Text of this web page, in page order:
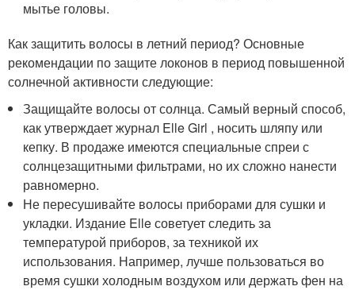
мытье головы.
Как защитить волосы в летний период? Основные
рекомендации по защите локонов в период повышенной
солнечной активности следующие:
Защищайте волосы от солнца. Самый верный способ,
как утверждает журнал Elle Girl , носить шляпу или
кепку. В продаже имеются специальные спреи с
солнцезащитными фильтрами, но их сложно нанести
равномерно.
Не пересушивайте волосы приборами для сушки и
укладки. Издание Elle советует следить за
температурой приборов, за техникой их
использования. Например, лучше пользоваться во
время сушки холодным воздухом или держать фен на